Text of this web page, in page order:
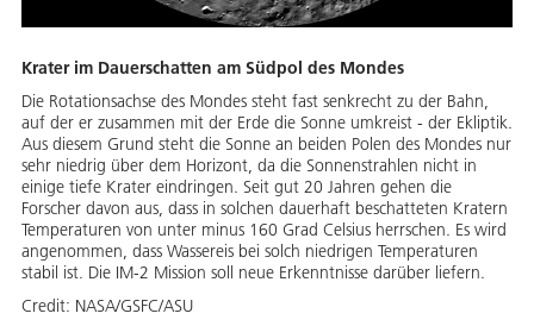
Krater im Dauerschatten am Südpol des Mondes
Die Rotationsachse des Mondes steht fast senkrecht zu der Bahn,
auf der er zusammen mit der Erde die Sonne umkreist - der Ekliptik.
Aus diesem Grund steht die Sonne an beiden Polen des Mondes nur
sehr niedrig über dem Horizont, da die Sonnenstrahlen nicht in
einige tiefe Krater eindringen. Seit gut 20 Jahren gehen die
Forscher davon aus, dass in solchen dauerhaft beschatteten Kratern
Temperaturen von unter minus 160 Grad Celsius herrschen. Es wird
angenommen, dass Wassereis bei solch niedrigen Temperaturen
stabil ist. Die IM-2 Mission soll neue Erkenntnisse darüber liefern.
Credit: NASA/GSFC/ASU